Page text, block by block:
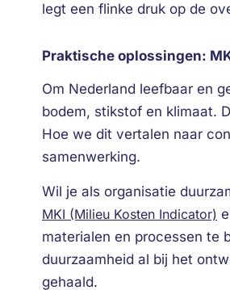
legt een flinke druk op de
Praktische oplossingen:
Om Nederland leefbaar en
bodem, stikstof en klimaat.
Hoe we dit vertalen naar
samenwerking.
Wil je als organisatie
MKI (Milieu Kosten Indicator)
materialen en processen te
duurzaamheid al bij het
gehaald.